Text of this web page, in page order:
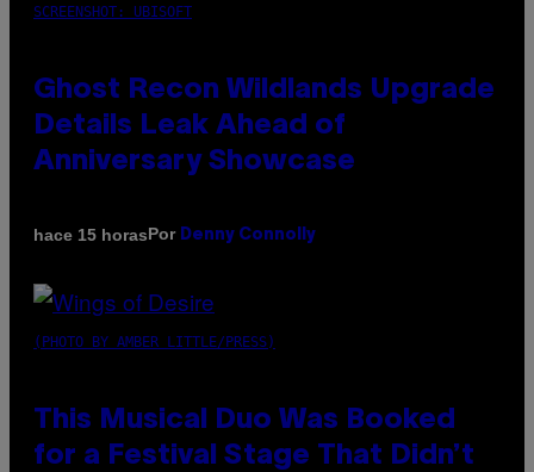
SCREENSHOT: UBISOFT
Ghost Recon Wildlands Upgrade
Details Leak Ahead of
Anniversary Showcase
hace 15 horasPor Denny Connolly
(PHOTO BY AMBER LITTLE/PRESS)
This Musical Duo Was Booked
for a Festival Stage That Didn’t